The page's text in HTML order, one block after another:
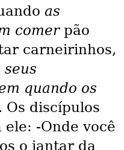
as
comer pão
carneirinhos,
seus
quando os
. Os discípulos
ele: -Onde você
o jantar da